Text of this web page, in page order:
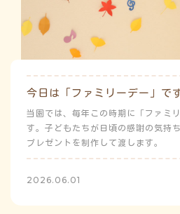
今日は「ファミリーデー」で
当園では、毎年この時期に「ファミ
す。子どもたちが日頃の感謝の気持
プレゼントを制作して渡します。
2026.06.01